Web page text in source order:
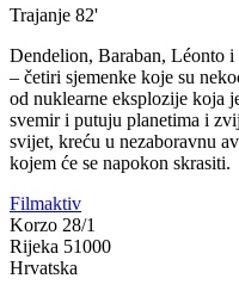
Trajanje 82'
Dendelion, Baraban, Léonto
– četiri sjemenke koje su
od nuklearne eksplozije koja
svemir i putuju planetima i
svijet, kreću u nezaboravnu
kojem će se napokon skrasiti.
Filmaktiv
Korzo 28/1
Rijeka 51000
Hrvatska